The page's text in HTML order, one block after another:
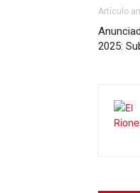
Artículo
2025: